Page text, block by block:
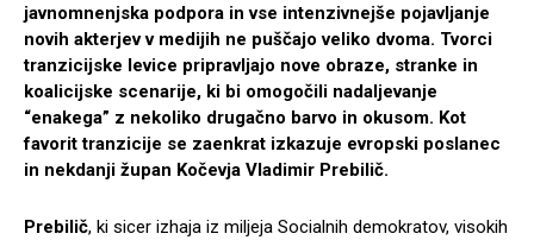
javnomnenjska podpora in vse intenzivnejše pojavljanje
novih akterjev v medijih ne puščajo veliko dvoma. Tvorci
tranzicijske levice pripravljajo nove obraze, stranke in
koalicijske scenarije, ki bi omogočili nadaljevanje
“enakega” z nekoliko drugačno barvo in okusom. Kot
favorit tranzicije se zaenkrat izkazuje evropski poslanec
in nekdanji župan Kočevja Vladimir Prebilič.
Prebilič, ki sicer izhaja iz miljeja Socialnih demokratov, visokih